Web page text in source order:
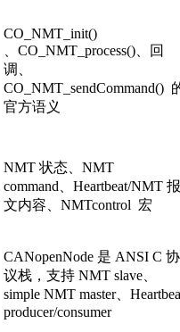
CO_NMT_init()
CO_NMT_process() 、回
调、
CO_NMT_sendCommand()
官方语义
NMT 状态、NMT
command、Heartbeat/NMT 报
文内容、 NMTcontrol 宏
CANopenNode 是 ANSI C 协
议栈，支持 NMT slave、
simple NMT master、
producer/consumer